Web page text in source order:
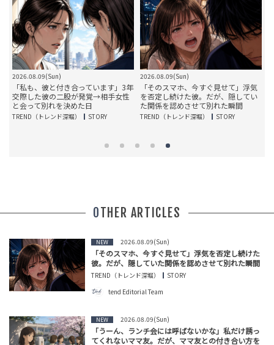
2026.08.09(Sun)
「私も、彼と付き合っています」3年
交際した彼の二股が発覚→相手女性
と会って別れを決めた日
TREND（トレンド深堀） STORY
2026.08.09(Sun)
「そのスマホ、今すぐ見せて」浮気
を否定し続けた彼。だが、隠してい
た関係を認めさせて別れた瞬間
TREND（トレンド深堀） STORY
OTHER ARTICLES
NEW 2026.08.09(Sun)
「そのスマホ、今すぐ見せて」浮気を否定し続けた
彼。だが、隠していた関係を認めさせて別れた瞬間
TREND（トレンド深堀）
STORY
tend Editorial Team
NEW 2026.08.09(Sun)
「うーん、ランチ会には呼ばないかな」私だけ誘っ
てくれないママ友。だが、ママ友との付き合い方を